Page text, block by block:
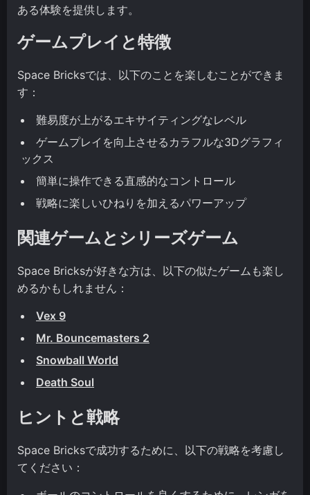
ある体験を提供します。
ゲームプレイと特徴
Space Bricksでは、以下のことを楽しむことができま
す：
難易度が上がるエキサイティングなレベル
ゲームプレイを向上させるカラフルな3Dグラフィ
ックス
簡単に操作できる直感的なコントロール
戦略に楽しいひねりを加えるパワーアップ
関連ゲームとシリーズゲーム
Space Bricksが好きな方は、以下の似たゲームも楽し
めるかもしれません：
Vex 9
Mr. Bouncemasters 2
Snowball World
Death Soul
ヒントと戦略
Space Bricksで成功するために、以下の戦略を考慮し
てください：